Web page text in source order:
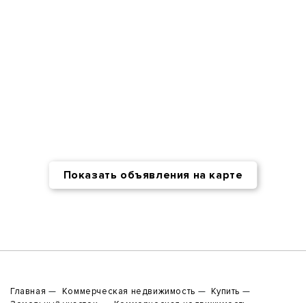
Показать объявления на карте
Главная Коммерческая недвижимость
Купить